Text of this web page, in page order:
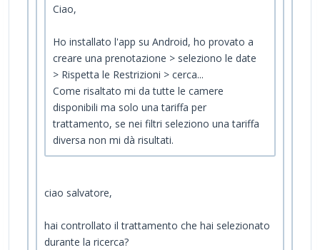
Ciao,
Ho installato l'app su Android, ho provato a
creare una prenotazione > seleziono le date
> Rispetta le Restrizioni > cerca...
Come risaltato mi da tutte le camere
disponibili ma solo una tariffa per
trattamento, se nei filtri seleziono una tariffa
diversa non mi dà risultati.
ciao salvatore,
hai controllato il trattamento che hai selezionato
durante la ricerca?